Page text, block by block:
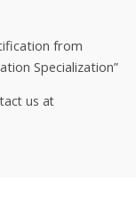
from
Specialization”
us at